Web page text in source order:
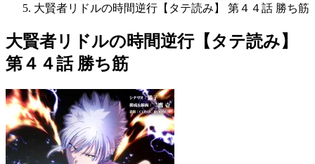
大賢者リドルの時間逆行【タテ読み】 第４４話 勝ち筋
大賢者リドルの時間逆行【タテ読み】
第４４話 勝ち筋